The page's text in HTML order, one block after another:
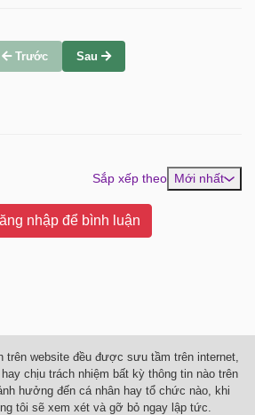
Trước Sau
Sắp xếp theo Mới nhất
nhập để bình luận
trên website đều được sưu tầm trên internet,
chịu trách nhiệm bất kỳ thông tin nào trên
hưởng đến cá nhân hay tổ chức nào, khi
tôi sẽ xem xét và gỡ bỏ ngay lập tức.